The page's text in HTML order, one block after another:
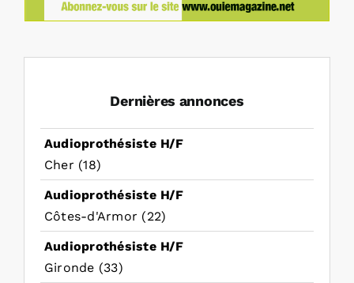
Dernières annonces
Audioprothésiste H/F
Cher (18)
Audioprothésiste H/F
Côtes-d'Armor (22)
Audioprothésiste H/F
Gironde (33)